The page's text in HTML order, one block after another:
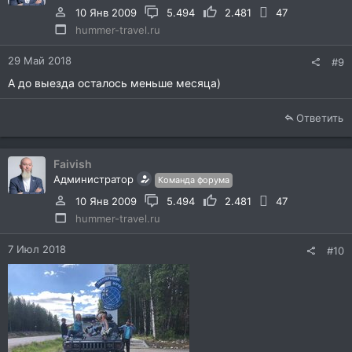
10 Янв 2009 5.494 2.481
47
hummer-travel.ru
29 Май 2018 #9
А до выезда осталось меньше месяца)
Ответить
Faivish
Администратор Команда форума
10 Янв 2009 5.494 2.481
47
hummer-travel.ru
7 Июл 2018 #10